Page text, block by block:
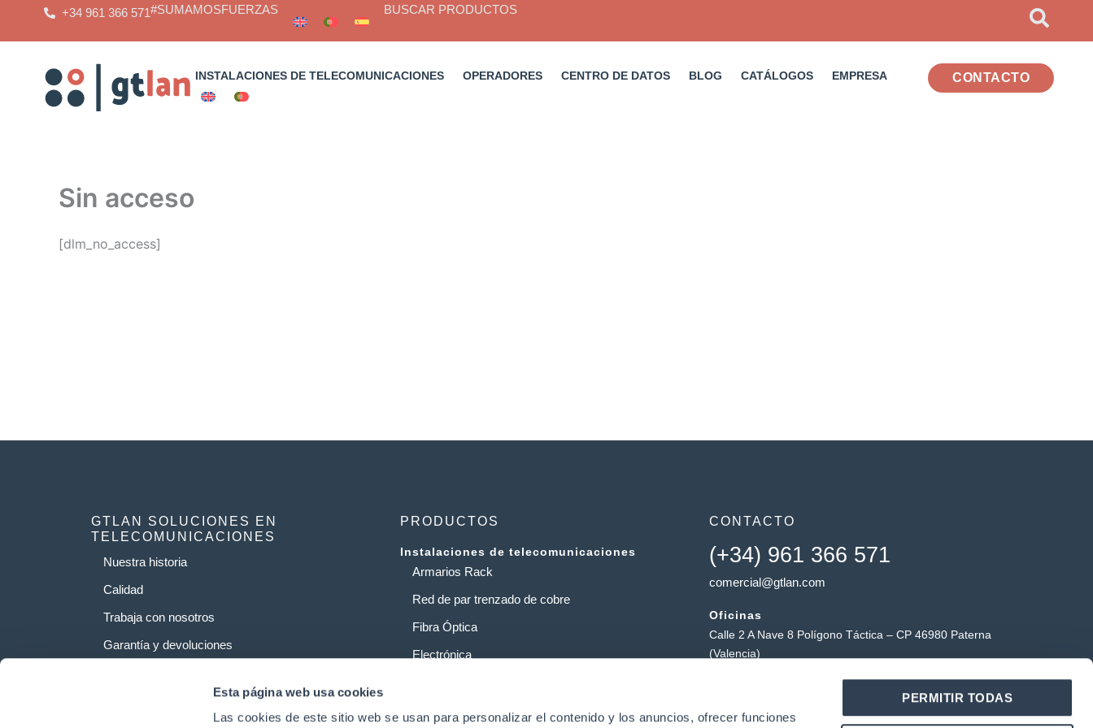
Esta página web usa cookies
Las cookies de este sitio web se usan para personalizar el contenido y los anuncios, ofrecer funciones
PERMITIR TODAS
+34 961 366 571#SUMAMOSFUERZAS BUSCAR PRODUCTOS
INSTALACIONES DE TELECOMUNICACIONES OPERADORES CENTRO DE DATOS BLOG CATÁLOGOS EMPRESA CONTACTO
Sin acceso
[dlm_no_access]
GTLAN SOLUCIONES EN
TELECOMUNICACIONES
Nuestra historia
Calidad
Trabaja con nosotros
Garantía y devoluciones
PRODUCTOS
Instalaciones de telecomunicaciones
Armarios Rack
Red de par trenzado de cobre
Fibra Óptica
Electrónica
Centros de datos
CONTACTO
(+34) 961 366 571
comercial@gtlan.com
Oficinas
Calle 2 A Nave 8 Polígono Táctica – CP 46980 Paterna
(Valencia)
Polígono Industrial Táctica, Carrer Forners, 18, 46980
Paterna (Valencia)